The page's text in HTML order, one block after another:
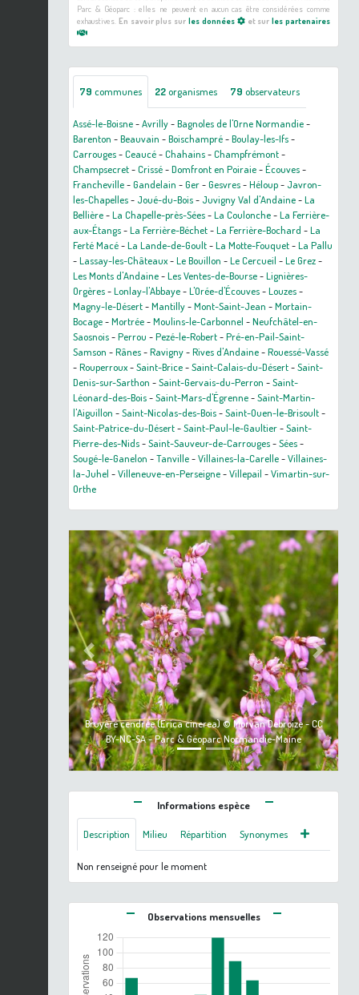
Parc & Géoparc : elles ne peuvent en aucun cas être considérées comme
exhaustives. En savoir plus sur les données et surles partenaires
79 communes 22organismes 79 observateurs
Assé-le-Boisne-Avrilly-Bagnoles de l'Orne Normandie-
Barenton -Beauvain -Boischampré-Boulay-les-Ifs-
Carrouges-Ceaucé-Chahains-Champfrémont-
Champsecret-Crissé-Domfront en Poiraie-Écouves-
Francheville-Gandelain -Ger-Gesvres-Héloup- Javron-
les-Chapelles- Joué-du-Bois- Juvigny Val d'Andaine-La
Bellière-La Chapelle-près-Sées-La Coulonche-La Ferrière-
aux-Étangs-La Ferrière-Béchet-La Ferrière-Bochard -La
Ferté Macé-La Lande-de-Goult-La Motte-Fouquet-La Pallu
-Lassay-les-Châteaux-Le Bouillon -Le Cercueil -Le Grez-
Les Monts d'Andaine-Les Ventes-de-Bourse-Lignières-
Orgères-Lonlay-l'Abbaye-L'Orée-d'Écouves-Louzes-
Magny-le-Désert-Mantilly-Mont-Saint-Jean -Mortain-
Bocage-Mortrée-Moulins-le-Carbonnel -Neufchâtel-en-
Saosnois-Perrou -Pezé-le-Robert-Pré-en-Pail-Saint-
Samson -Rânes-Ravigny-Rives d'Andaine-Rouessé-Vassé
-Rouperroux-Saint-Brice-Saint-Calais-du-Désert-Saint-
Denis-sur-Sarthon -Saint-Gervais-du-Perron -Saint-
Léonard-des-Bois-Saint-Mars-d'Égrenne-Saint-Martin-
l'Aiguillon -Saint-Nicolas-des-Bois-Saint-Ouen-le-Brisoult-
Saint-Patrice-du-Désert-Saint-Paul-le-Gaultier-Saint-
Pierre-des-Nids-Saint-Sauveur-de-Carrouges-Sées-
Sougé-le-Ganelon -Tanville-Villaines-la-Carelle-Villaines-
la-Juhel -Villeneuve-en-Perseigne-Villepail -Vimartin-sur-
Orthe
Bruyère cendrée (Erica cinerea) © Morvan Debroize - CC
BY-NC-SA - Parc & Géoparc Normandie-Maine
Previous Next
Informations espèce
Description Milieu Répartition Synonymes
Non renseigné pour le moment
Observations mensuelles